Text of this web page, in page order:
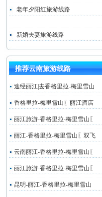
老年夕阳红旅游线路
新婚夫妻旅游线路
推荐云南旅游线路
途经丽江|去香格里拉-梅里雪山
香格里拉-梅里雪山〖丽江酒店
丽江旅游-香格里拉-梅里雪山〖
丽江-香格里拉-梅里雪山〖双飞
云南丽江-香格里拉-梅里雪山〖
丽江旅游-香格里拉-梅里雪山〖
昆明-丽江-香格里拉-梅里雪山